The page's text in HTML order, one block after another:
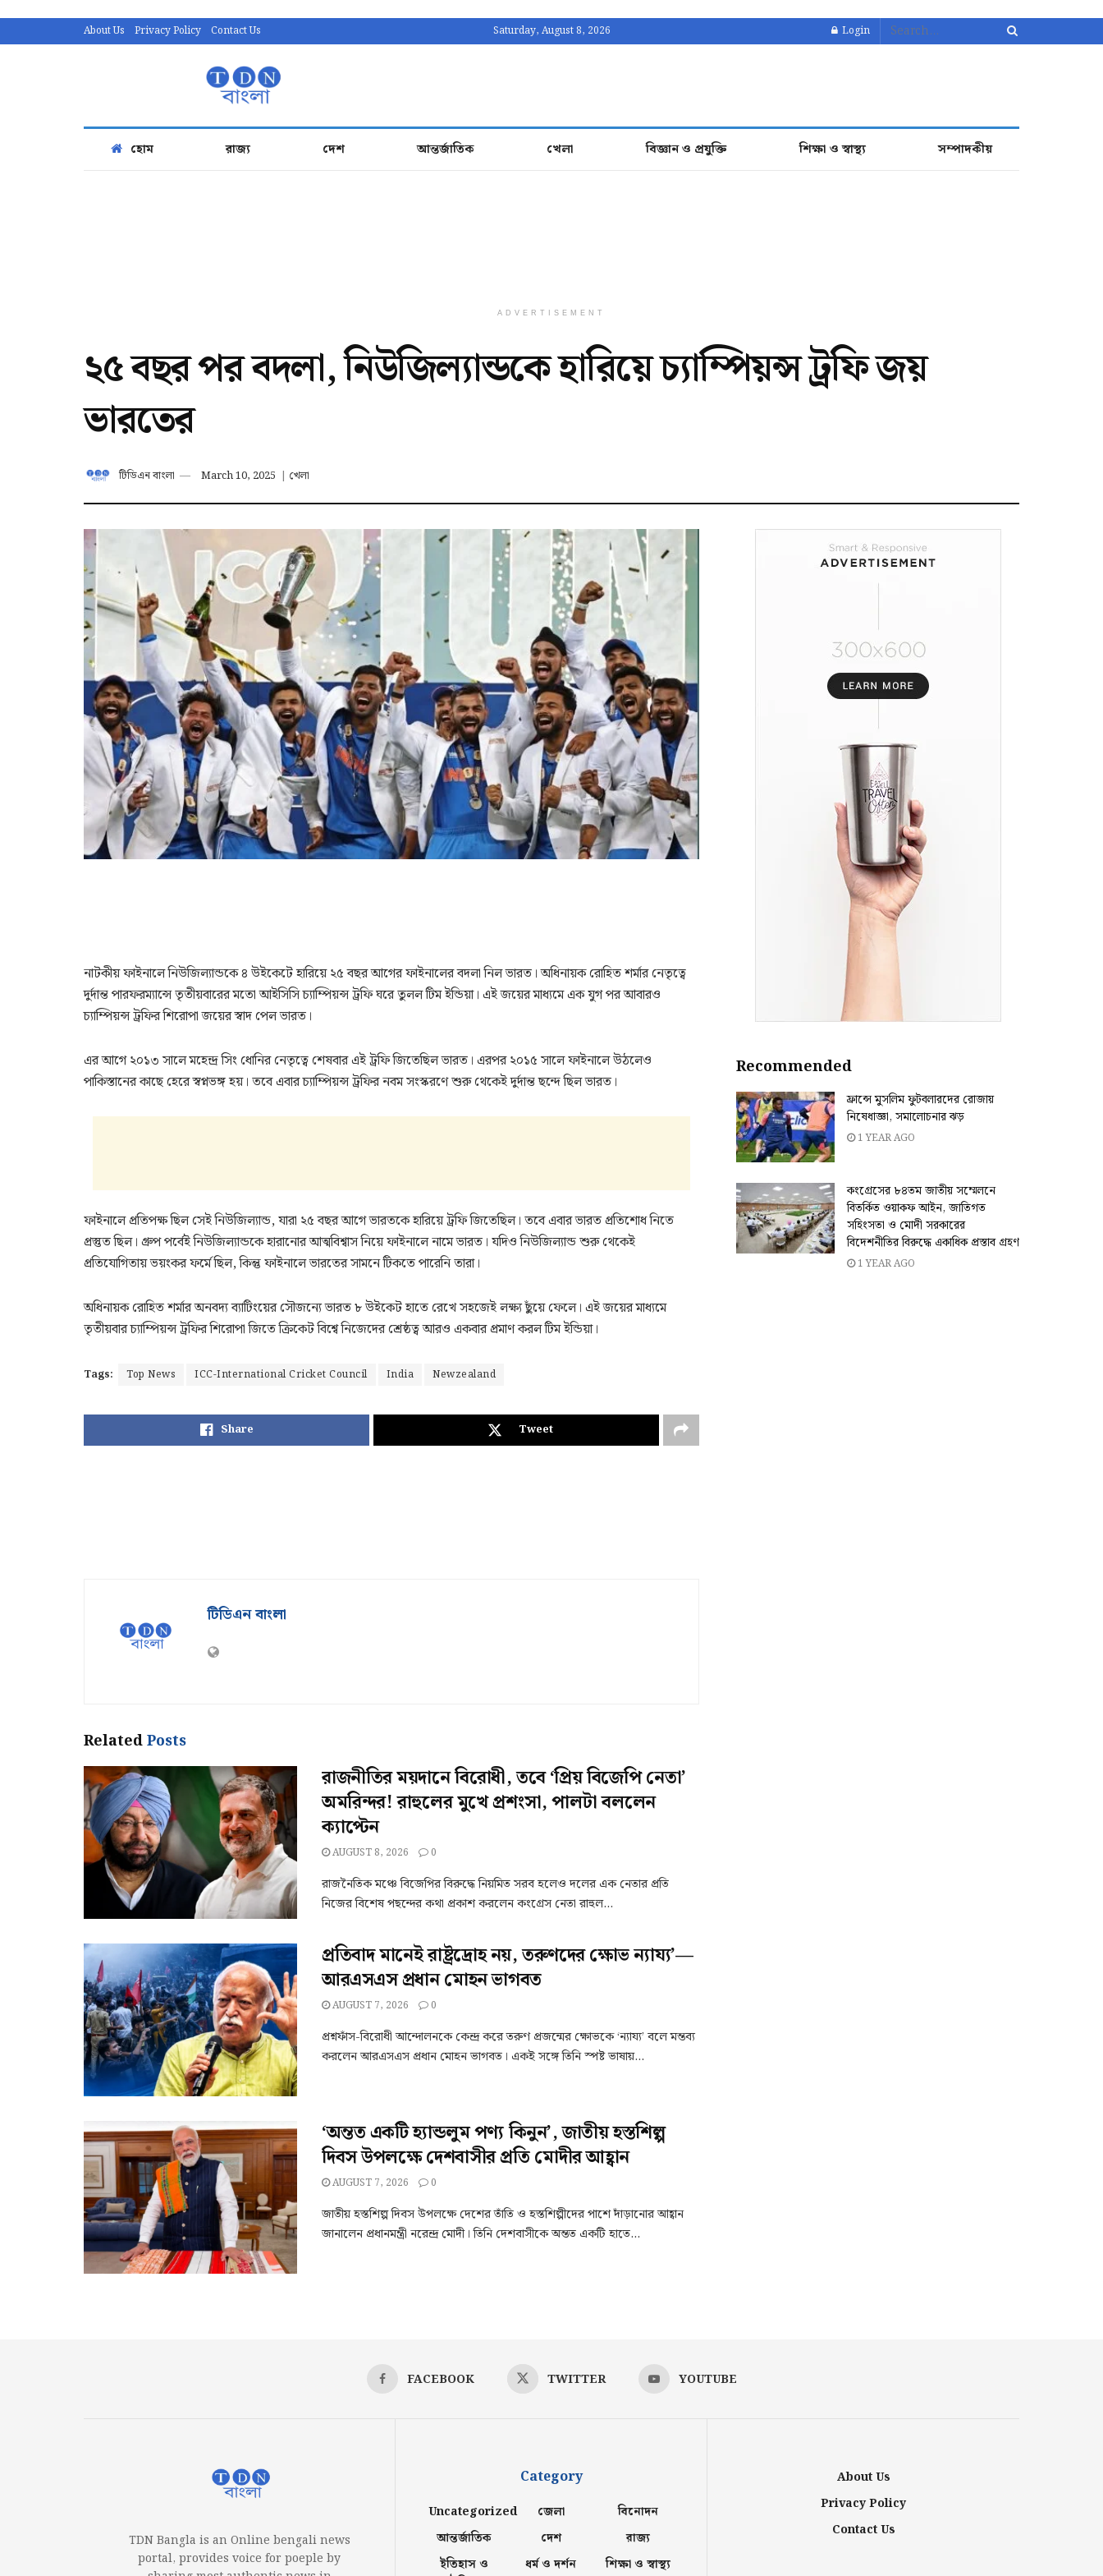
About Us Privacy Policy Contact Us Saturday, August 8, 2026 Login
হোম রাজ্য দেশ আন্তর্জাতিক খেলা বিজ্ঞান ও প্রযুক্তি শিক্ষা ও স্বাস্থ্য সম্পাদকীয়
ADVERTISEMENT
২৫ বছর পর বদলা, নিউজিল্যান্ডকে হারিয়ে চ্যাম্পিয়ন্স ট্রফি জয়
ভারতের
টিডিএন বাংলা March 10, 2025 | খেলা
নাটকীয় ফাইনালে নিউজিল্যান্ডকে ৪ উইকেটে হারিয়ে ২৫ বছর আগের ফাইনালের বদলা নিল ভারত। অধিনায়ক রোহিত শর্মার নেতৃত্বে
দুর্দান্ত পারফরম্যান্সে তৃতীয়বারের মতো আইসিসি চ্যাম্পিয়ন্স ট্রফি ঘরে তুলল টিম ইন্ডিয়া। এই জয়ের মাধ্যমে এক যুগ পর আবারও
চ্যাম্পিয়ন্স ট্রফির শিরোপা জয়ের স্বাদ পেল ভারত।
এর আগে ২০১৩ সালে মহেন্দ্র সিং ধোনির নেতৃত্বে শেষবার এই ট্রফি জিতেছিল ভারত। এরপর ২০১৫ সালে ফাইনালে উঠলেও
পাকিস্তানের কাছে হেরে স্বপ্নভঙ্গ হয়। তবে এবার চ্যাম্পিয়ন্স ট্রফির নবম সংস্করণে শুরু থেকেই দুর্দান্ত ছন্দে ছিল ভারত।
ফাইনালে প্রতিপক্ষ ছিল সেই নিউজিল্যান্ড, যারা ২৫ বছর আগে ভারতকে হারিয়ে ট্রফি জিতেছিল। তবে এবার ভারত প্রতিশোধ নিতে
প্রস্তুত ছিল। গ্রুপ পর্বেই নিউজিল্যান্ডকে হারানোর আত্মবিশ্বাস নিয়ে ফাইনালে নামে ভারত। যদিও নিউজিল্যান্ড শুরু থেকেই
প্রতিযোগিতায় ভয়ংকর ফর্মে ছিল, কিন্তু ফাইনালে ভারতের সামনে টিকতে পারেনি তারা।
অধিনায়ক রোহিত শর্মার অনবদ্য ব্যাটিংয়ের সৌজন্যে ভারত ৮ উইকেট হাতে রেখে সহজেই লক্ষ্য ছুঁয়ে ফেলে। এই জয়ের মাধ্যমে
তৃতীয়বার চ্যাম্পিয়ন্স ট্রফির শিরোপা জিতে ক্রিকেট বিশ্বে নিজেদের শ্রেষ্ঠত্ব আরও একবার প্রমাণ করল টিম ইন্ডিয়া।
Tags: Top News ICC-International Cricket Council India Newzealand
Share Tweet
টিডিএন বাংলা
RelatedPosts
রাজনীতির ময়দানে বিরোধী, তবে ‘প্রিয় বিজেপি নেতা’
অমরিন্দর! রাহুলের মুখে প্রশংসা, পালটা বললেন
ক্যাপ্টেন
AUGUST 8, 2026 0
রাজনৈতিক মঞ্চে বিজেপির বিরুদ্ধে নিয়মিত সরব হলেও দলের এক নেতার প্রতি
নিজের বিশেষ পছন্দের কথা প্রকাশ করলেন কংগ্রেস নেতা রাহুল...
প্রতিবাদ মানেই রাষ্ট্রদ্রোহ নয়, তরুণদের ক্ষোভ ন্যায্য’—
আরএসএস প্রধান মোহন ভাগবত
AUGUST 7, 2026 0
প্রশ্নফাঁস-বিরোধী আন্দোলনকে কেন্দ্র করে তরুণ প্রজন্মের ক্ষোভকে ‘ন্যায্য’ বলে মন্তব্য
করলেন আরএসএস প্রধান মোহন ভাগবত। একই সঙ্গে তিনি স্পষ্ট ভাষায়...
‘অন্তত একটি হ্যান্ডলুম পণ্য কিনুন’, জাতীয় হস্তশিল্প
দিবস উপলক্ষে দেশবাসীর প্রতি মোদীর আহ্বান
AUGUST 7, 2026 0
জাতীয় হস্তশিল্প দিবস উপলক্ষে দেশের তাঁতি ও হস্তশিল্পীদের পাশে দাঁড়ানোর আহ্বান
জানালেন প্রধানমন্ত্রী নরেন্দ্র মোদী। তিনি দেশবাসীকে অন্তত একটি হাতে...
Recommended
ফ্রান্সে মুসলিম ফুটবলারদের রোজায়
নিষেধাজ্ঞা, সমালোচনার ঝড়
1 YEAR AGO
কংগ্রেসের ৮৪তম জাতীয় সম্মেলনে
বিতর্কিত ওয়াকফ আইন, জাতিগত
সহিংসতা ও মোদী সরকারের
বিদেশনীতির বিরুদ্ধে একাধিক প্রস্তাব গ্রহণ
1 YEAR AGO
FACEBOOK TWITTER YOUTUBE
TDN Bangla is an Online bengali news
portal, provides voice for poeple by
Category
Uncategorized
আন্তর্জাতিক
ইতিহাস ও
জেলা
দেশ
ধর্ম ও দর্শন
বিনোদন
রাজ্য
শিক্ষা ও স্বাস্থ্য
About Us
Privacy Policy
Contact Us